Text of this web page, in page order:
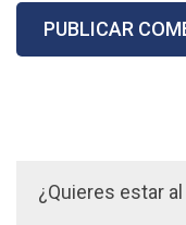
¿Quieres estar